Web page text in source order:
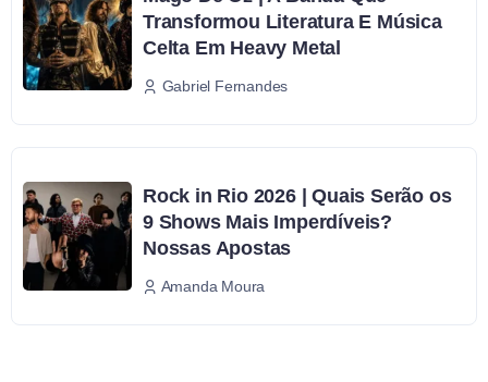
Transformou Literatura E Música
Celta Em Heavy Metal
Gabriel Fernandes
Rock in Rio 2026 | Quais Serão os
9 Shows Mais Imperdíveis?
Nossas Apostas
Amanda Moura